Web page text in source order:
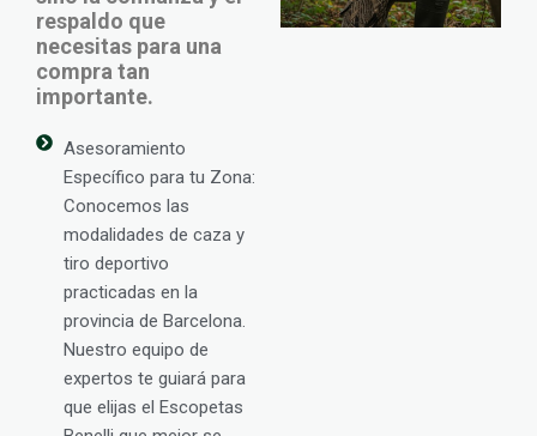
respaldo que
necesitas para una
compra tan
importante.
Asesoramiento
Específico para tu Zona:
Conocemos las
modalidades de caza y
tiro deportivo
practicadas en la
provincia de Barcelona.
Nuestro equipo de
expertos te guiará para
que elijas el Escopetas